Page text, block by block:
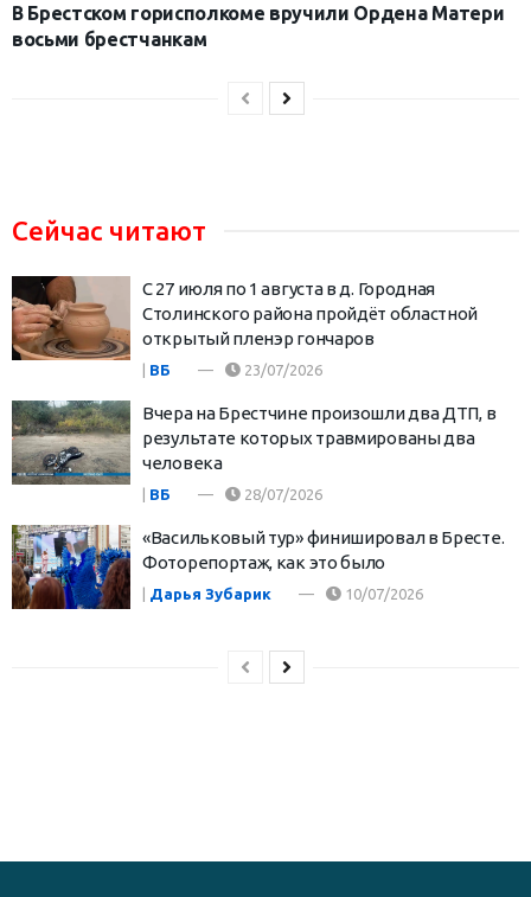
В Брестском горисполкоме вручили Ордена Матери
восьми брестчанкам
Сейчас читают
С 27 июля по 1 августа в д. Городная
Столинского района пройдёт областной
открытый пленэр гончаров
| ВБ 23/07/2026
Вчера на Брестчине произошли два ДТП, в
результате которых травмированы два
человека
| ВБ 28/07/2026
«Васильковый тур» финишировал в Бресте.
Фоторепортаж, как это было
| Дарья Зубарик 10/07/2026